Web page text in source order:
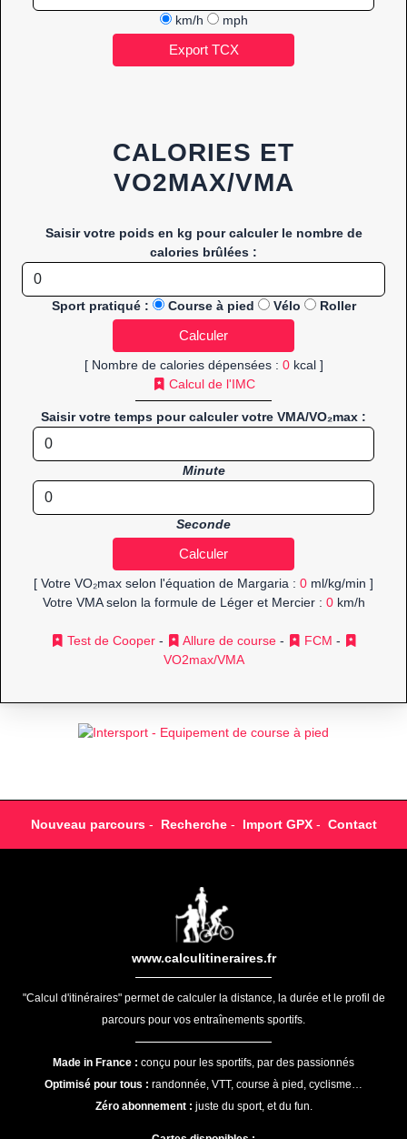
km/h mph
CALORIES ET
VO2MAX/VMA
Saisir votre poids en kg pour calculer le nombre de
calories brûlées :
Sport pratiqué : Course à pied Vélo Roller
[ Nombre de calories dépensées : 0kcal ]
Calcul de l'IMC
Saisir votre temps pour calculer votre VMA/VO₂max :
Minute
Seconde
[ Votre VO₂max selon l'équation de Margaria : 0 ml/kg/min ]
Votre VMA selon la formule de Léger et Mercier : 0km/h
Test de Cooper- Allure de course- FCM -
VO2max/VMA
Nouveau parcours- Recherche- Import GPX- Contact
www.calculitineraires.fr
"Calcul d'itinéraires" permet de calculer la distance, la durée et le profil de
parcours pour vos entraînements sportifs.
Made in France : conçu pour les sportifs, par des passionnés
Optimisé pour tous : randonnée, VTT, course à pied, cyclisme…
Zéro abonnement : juste du sport, et du fun.